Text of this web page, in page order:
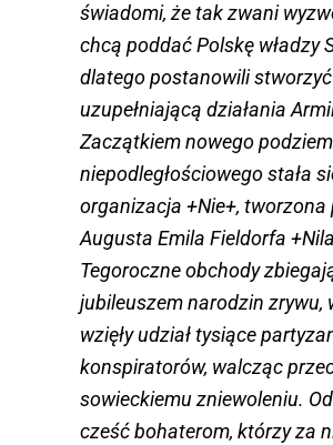
świadomi, że tak zwani
chcą poddać Polskę władzy
dlatego postanowili
uzupełniającą działania
Zaczątkiem nowego
niepodległościowego stała
organizacja +Nie+, tworzona
Augusta Emila Fieldorfa
Tegoroczne obchody
jubileuszem narodzin zrywu,
wzięły udział tysiące
konspiratorów, walcząc
sowieckiemu zniewoleniu.
cześć bohaterom, którzy za